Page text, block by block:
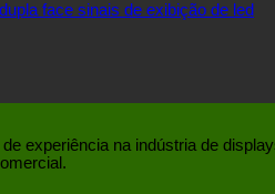
face sinais de exibição de led
experiência na indústria de